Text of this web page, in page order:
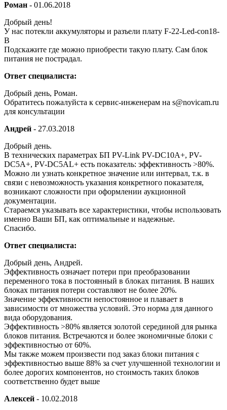
Роман - 01.06.2018
Добрый день!
У нас потекли аккумуляторы и разъели плату F-22-Led-con18-
B
Подскажите где можно приобрести такую плату. Сам блок
питания не пострадал.
Ответ специалиста:
Добрый день, Роман.
Обратитесь пожалуйста к сервис-инженерам на s@novicam.ru
для консультации
Андрей - 27.03.2018
Добрый день.
В технических параметрах БП PV-Link PV-DC10A+, PV-
DC5A+, PV-DC5AL+ есть показатель: эффективность >80%.
Можно ли узнать конкретное значение или интервал, т.к. в
связи с невозможность указания конкретного показателя,
возникают сложности при оформлении аукционной
документации.
Стараемся указывать все характеристики, чтобы использовать
именно Ваши БП, как оптимальные и надежные.
Спасибо.
Ответ специалиста:
Добрый день, Андрей.
Эффективность означает потери при преобразовании
переменного тока в постоянный в блоках питания. В наших
блоках питания потери составляют не более 20%.
Значение эффективности непостоянное и плавает в
зависимости от множества условий. Это норма для данного
вида оборудования.
Эффективность >80% является золотой серединой для рынка
блоков питания. Встречаются и более экономичные блоки с
эффективностью от 60%.
Мы также можем произвести под заказ блоки питания с
эффективностью выше 88% за счет улучшенной технологии и
более дорогих компонентов, но стоимость таких блоков
соответственно будет выше
Алексей - 10.02.2018